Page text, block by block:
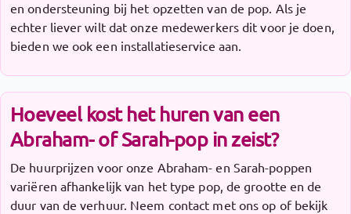
en ondersteuning bij het opzetten van de pop. Als je
echter liever wilt dat onze medewerkers dit voor je doen,
bieden we ook een installatieservice aan.
Hoeveel kost het huren van een
Abraham- of Sarah-pop in zeist?
De huurprijzen voor onze Abraham- en Sarah-poppen
variëren afhankelijk van het type pop, de grootte en de
duur van de verhuur. Neem contact met ons op of bekijk